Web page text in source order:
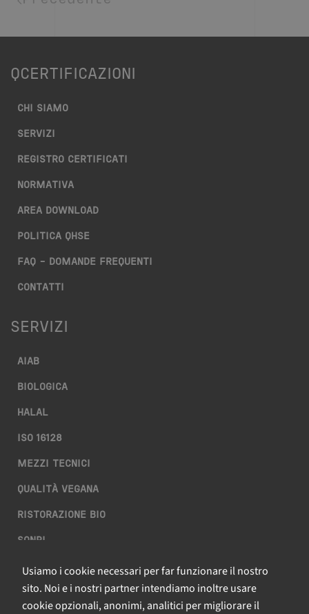
QCERTIFICAZIONI
CHI SIAMO
SERVIZI
REGISTRO CERTIFICATI
NORMATIVA
AREA DOWNLOAD
POLITICA QHSE
FAQ – DOMANDE FREQUENTI
CONTATTI
SERVIZI
AIAB
BIOLOGICA
HALAL
ISO 16128
MEZZI TECNICI
QUALITÀ VEGANA
RISTORAZIONE BIO
SQNPI
QCERTIFICAZIONI S.R.L. A SOCIO UNICO
Usiamo i cookie necessari per far funzionare il nostro
sito. Noi e i nostri partner intendiamo inoltre usare
cookie opzionali, anonimi, analitici per migliorare il